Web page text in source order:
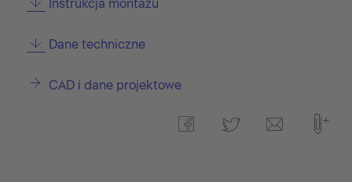
Instrukcja montażu
Dane techniczne
CAD i dane projektowe